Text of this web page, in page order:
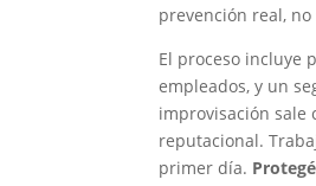
prevención real,
El proceso incluye
empleados, y un
improvisación sale
reputacional.
primer día.